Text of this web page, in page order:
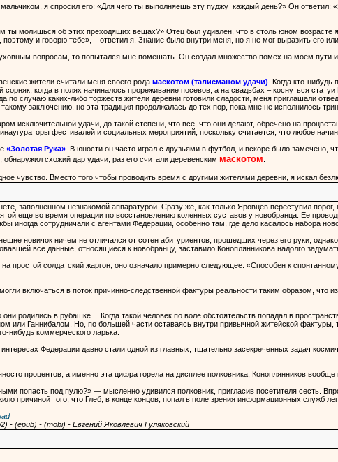
я спросил его: «Для чего ты выполняешь эту пуджу каждый день?» Он ответил:
ты молишься об этих преходящих вещах?» Отец был удивлен, что в столь юном возрасте
и говорю тебе», – ответил я. Знание было внутри меня, но я не мог выразить его
вопросам, то попытался мне помешать. Он создал множество помех на моем пути
жители считали меня своего рода маскотом (талисманом удачи) . Когда кто-
когда в полях начиналось прореживание посевов, а на свадьбах – коснуться
по случаю каких-либо торжеств жители деревни готовили сладости, меня приглашали
заключению, но эта традиция продолжалась до тех пор, пока мне не исполнилось
исключительной удачи, до такой степени, что все, что они делают, обречено на
фестивалей и социальных мероприятий, поскольку считается, что любое
«Золотая Рука». В юности он часто играл с друзьями в футбол, и вскоре было замечено,
схожий дар удачи, раз его считали деревенским маскотом
чувство. Вместо того чтобы проводить время с другими жителями деревни, я искал
заполненном незнакомой аппаратурой. Сразу же, как только Яровцев переступил
еще во время операции по восстановлению коленных суставов у новобранца. Ее
иногда сотрудничали с агентами Федерации, особенно там, где дело касалось набора
новичок ничем не отличался от сотен абитуриентов, прошедших через его руки,
все данные, относящиеся к новобранцу, заставило Коноплянникова надолго
простой солдатский жаргон, оно означало примерно следующее: «Способен к
включаться в поток причинно-следственной фактуры реальности таким образом, что
родились в рубашке… Когда такой человек по воле обстоятельств попадал в
или Ганнибалом. Но, по большей части оставаясь внутри привычной житейской фактуры,
нибудь коммерческого ларька.
Федерации давно стали одной из главных, тщательно засекреченных задач
процентов, а именно эта цифра горела на дисплее полковника, Коноплянников
попасть под пулю?» — мысленно удивился полковник, пригласив посетителя сесть.
причиной того, что Глеб, в конце концов, попал в поле зрения информационных служб
- (epub) - (mobi) - Евгений Яковлевич Гуляковский